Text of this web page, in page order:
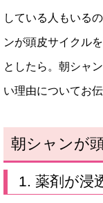
している人もいる
ンが頭皮サイクル
としたら。朝シャ
い理由についてお伝
朝シャンが
1. 薬剤が浸